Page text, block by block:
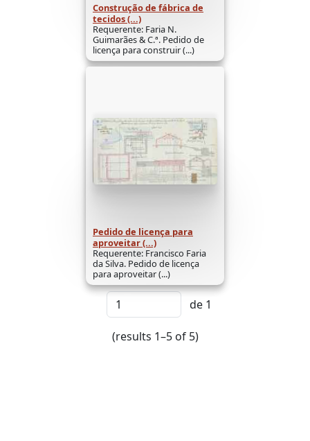
Construção de fábrica de
tecidos (...)
Requerente: Faria N.
Guimarães & C.ª. Pedido de
licença para construir (...)
Pedido de licença para
aproveitar (...)
Requerente: Francisco Faria
da Silva. Pedido de licença
para aproveitar (...)
de 1
(results 1–5 of 5)